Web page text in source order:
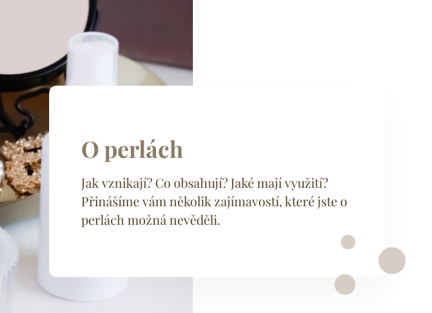
O perlách
Jak vznikají? Co obsahují? Jaké mají využití?
Přinášíme vám několik zajímavostí, které jste o
perlách možná nevěděli.